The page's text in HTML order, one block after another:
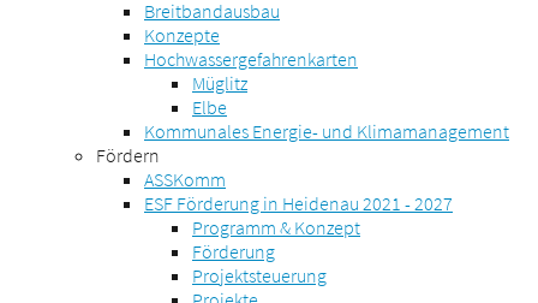
Breitbandausbau
Konzepte
Hochwassergefahrenkarten
Müglitz
Elbe
Kommunales Energie- und Klimamanagement
Fördern
ASSKomm
ESF Förderung in Heidenau 2021 - 2027
Programm & Konzept
Förderung
Projektsteuerung